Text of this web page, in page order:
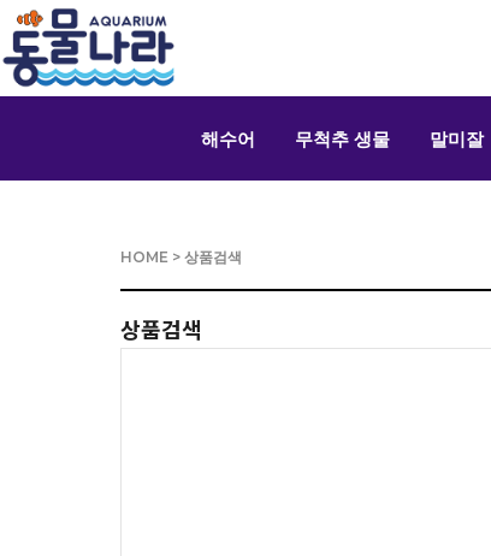
해수어 무척추 생물 말미잘
HOME > 상품검색
상품검색